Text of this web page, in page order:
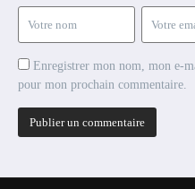
Enregistrer mon nom, mon e-
pour mon prochain commentaire.